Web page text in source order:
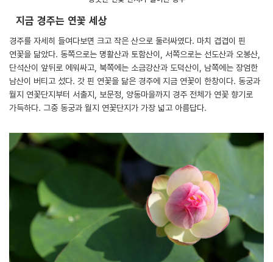
지금 경주는 연꽃 세상
경주를 자세히 들여다보면 크고 작은 산으로 둘러싸였다. 마치 겹겹이 핀
연꽃을 닮았다. 동쪽으로는 명활산과 토함산이, 서쪽으로는 선도산과 오봉산,
단석산이 앞뒤로 에워싸고, 북쪽에는 소금강산과 도덕산이, 남쪽에는 장엄한
남산이 버티고 섰다. 갓 핀 연꽃을 닮은 경주에 지금 연꽃이 한창이다. 동궁과
월지 연꽃단지부터 서출지, 보문정, 양동마을까지 경주 전체가 연꽃 향기로
가득하다. 그중 동궁과 월지 연꽃단지가 가장 넓고 아름답다.